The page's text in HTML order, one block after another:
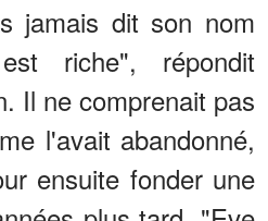
jamais dit son nom
riche", répondit
Il ne comprenait pas
l'avait abandonné,
ensuite fonder une